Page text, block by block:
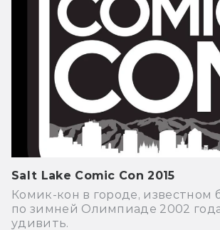
Salt Lake Comic Con 2015
Комик-кон в городе, известном
по зимней Олимпиаде 2002
удивить.